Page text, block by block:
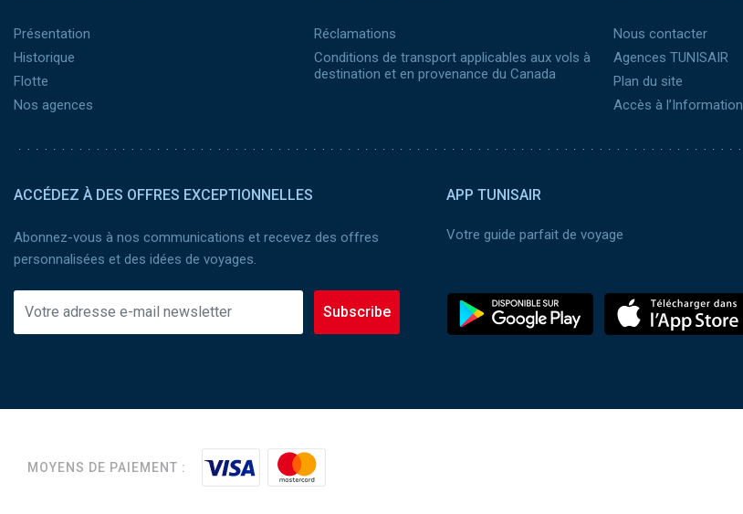
Présentation
Historique
Flotte
Nos agences
Réclamations
Conditions de transport applicables aux vols à
destination et en provenance du Canada
Nous contacter
Agences TUNISAIR
Plan du site
Accès à l’Information
ACCÉDEZ À DES OFFRES EXCEPTIONNELLES
Abonnez-vous à nos communications et recevez des offres
personnalisées et des idées de voyages.
Subscribe
APP TUNISAIR
Votre guide parfait de voyage
MOYENS DE PAIEMENT :